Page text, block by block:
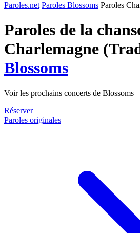
Paroles.net Paroles Blossoms Paroles
Paroles de la
Charlemagne
Blossoms
Voir les prochains concerts de Blossoms
Réserver
Paroles originales